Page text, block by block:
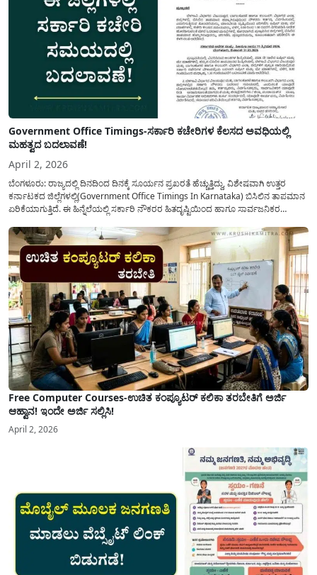
Government Office Timings-ಸರ್ಕಾರಿ ಕಚೇರಿಗಳ ಕೆಲಸದ ಅವಧಿಯಲ್ಲಿ
ಮಹತ್ವದ ಬದಲಾವಣೆ!
April 2, 2026
ಬೆಂಗಳೂರು: ರಾಜ್ಯದಲ್ಲಿ ದಿನದಿಂದ ದಿನಕ್ಕೆ ಸೂರ್ಯನ ಪ್ರಖರತೆ ಹೆಚ್ಚುತ್ತಿದ್ದು, ವಿಶೇಷವಾಗಿ ಉತ್ತರ
ಕರ್ನಾಟಕದ ಜಿಲ್ಲೆಗಳಲ್ಲಿ(Government Office Timings In Karnataka) ಬಿಸಿಲಿನ ತಾಪಮಾನ
ಏರಿಕೆಯಾಗುತ್ತಿದೆ. ಈ ಹಿನ್ನೆಲೆಯಲ್ಲಿ ಸರ್ಕಾರಿ ನೌಕರರ ಹಿತದೃಷ್ಟಿಯಿಂದ ಹಾಗೂ ಸಾರ್ವಜನಿಕರ
ಮತ್ತು ಕಲ್ಯಾಣ ಕರ್ನಾಟಕದ ಒಟ್ಟು 9 ಜಿಲ್ಲೆಗಳಲ್ಲಿ ಏಪ್ರಿಲ್...
Free Computer Courses-ಉಚಿತ ಕಂಪ್ಯೂಟರ್ ಕಲಿಕಾ ತರಬೇತಿಗೆ ಅರ್ಜಿ
ಆಹ್ವಾನ! ಇಂದೇ ಅರ್ಜಿ ಸಲ್ಲಿಸಿ!
April 2, 2026